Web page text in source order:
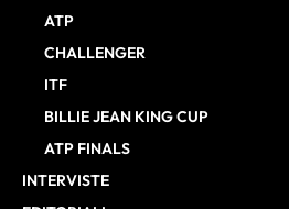
ATP
CHALLENGER
ITF
BILLIE JEAN KING CUP
ATP FINALS
INTERVISTE